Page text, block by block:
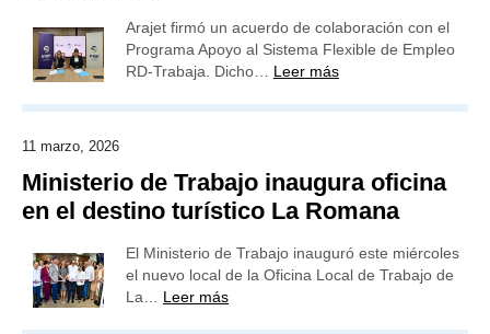
Arajet firmó un acuerdo de colaboración con el
Programa Apoyo al Sistema Flexible de Empleo
RD-Trabaja. Dicho… Leer más
11 marzo, 2026
Ministerio de Trabajo inaugura oficina
en el destino turístico La Romana
El Ministerio de Trabajo inauguró este miércoles
el nuevo local de la Oficina Local de Trabajo de
La… Leer más